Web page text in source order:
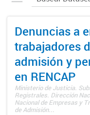
Denuncias a
trabajadores
admisión y
en RENCAP
Ministerio de Justicia.
Registrales. Dirección
Nacional de Empresas y
de Admisión...